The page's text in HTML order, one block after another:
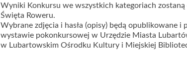
Wyniki Konkursu we wszystkich kategoriach zostaną
Święta Roweru.
Wybrane zdjęcia i hasła (opisy) będą opublikowane
wystawie pokonkursowej w Urzędzie Miasta
w Lubartowskim Ośrodku Kultury i Miejskiej